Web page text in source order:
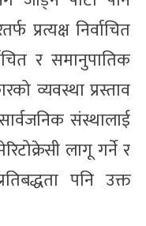
प्रत्यक्ष निर्वाचित
र समानुपातिक
व्यवस्था प्रस्ताव
संस्थालाई
लागू गर्ने र
पनि उक्त